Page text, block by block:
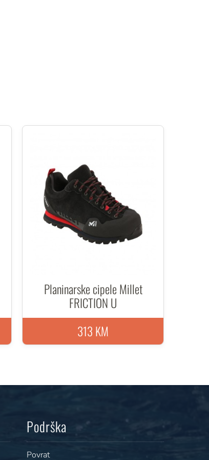
Planinarske cipele Millet
FRICTION U
313 KM
Podrška
Povrat